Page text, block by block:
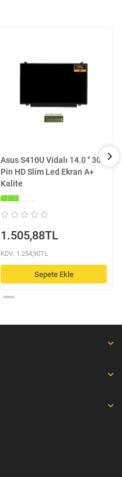
Asus S410U Vidalı 14.0 '' 30
Pin HD Slim Led Ekran A+
Kalite
1.505,88TL
KDV: 1.254,90TL
Sepete Ekle